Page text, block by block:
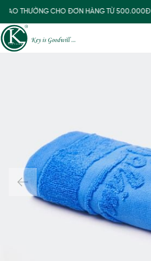
GIAO THƯỜNG CHO ĐƠN HÀNG TỪ 500.000Đ